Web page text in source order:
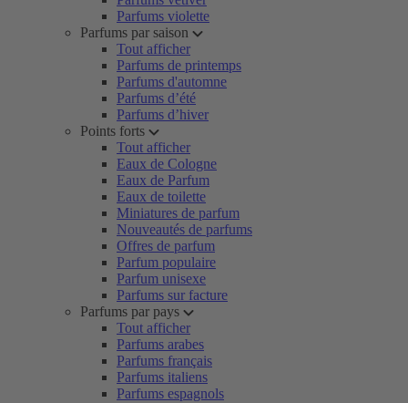
Parfums violette
Parfums par saison
Tout afficher
Parfums de printemps
Parfums d'automne
Parfums d’été
Parfums d’hiver
Points forts
Tout afficher
Eaux de Cologne
Eaux de Parfum
Eaux de toilette
Miniatures de parfum
Nouveautés de parfums
Offres de parfum
Parfum populaire
Parfum unisexe
Parfums sur facture
Parfums par pays
Tout afficher
Parfums arabes
Parfums français
Parfums italiens
Parfums espagnols